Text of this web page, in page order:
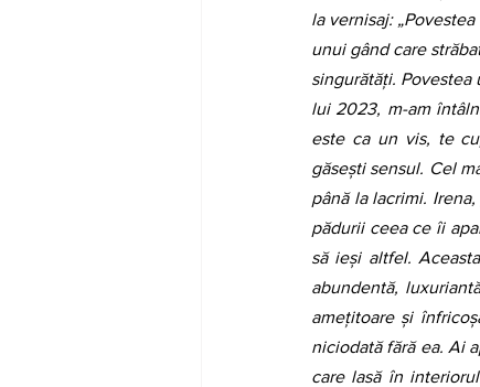
la vernisaj:
unui gând care
singurătăți.
lui 2023, m-am
este ca un vis, te
găsești sensul. Cel
până la lacrimi.
pădurii ceea ce îi
să ieși altfel.
abundentă,
amețitoare și
niciodată fără ea. Ai
care lasă în